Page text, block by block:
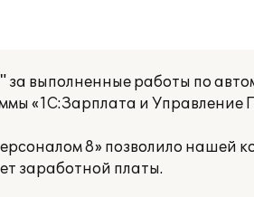
выполненные работы по
«1С:Зарплата и Управление
8» позволило нашей
заработной платы.